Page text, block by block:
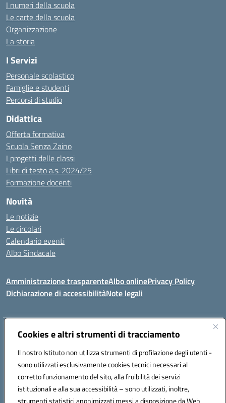
Cookies e altri strumenti di tracciamento
Il nostro Istituto non utilizza strumenti di profilazione degli utenti -
sono utilizzati esclusivamente cookies tecnici necessari al
corretto funzionamento del sito, alla fruibilità dei servizi
istituzionali e alla sua accessibilità – sono utilizzati, inoltre,
strumenti statistici anonimizzati messi a disposizione da Web
I numeri della scuola
Le carte della scuola
Organizzazione
La storia
I Servizi
Personale scolastico
Famiglie e studenti
Percorsi di studio
Didattica
Offerta formativa
Scuola Senza Zaino
I progetti delle classi
Libri di testo a.s. 2024/25
Formazione docenti
Novità
Le notizie
Le circolari
Calendario eventi
Albo Sindacale
Amministrazione trasparenteAlbo onlinePrivacy Policy
Dichiarazione di accessibilitàNote legali
Indirizzo:Via Felice Cavallotti, 15 -84020 - Oliveto Citra
Posta elettronica certificata (PEC):saic81300d@pec.istruzione.it
Codice fiscale: 82005110653
Codice meccanografico: SAIC81300D